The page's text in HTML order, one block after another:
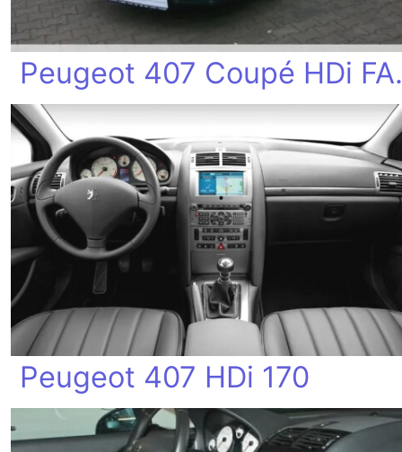
Peugeot 407 HDi 170